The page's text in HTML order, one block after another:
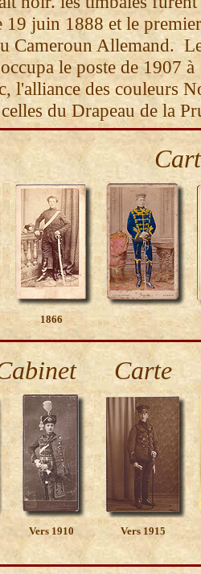
19 juin 1888 et le
Cameroun Allemand.
le poste de 1907
l'alliance des couleurs
du Drapeau de la
1866
Carte
Vers 1910 Vers 1915